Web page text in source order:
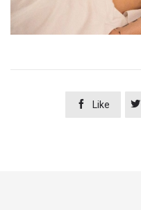
 Like 